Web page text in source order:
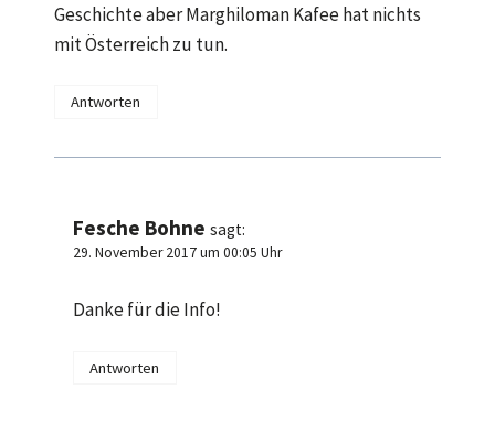
Geschichte aber Marghiloman Kafee hat nichts
mit Österreich zu tun.
Antworten
Fesche Bohne sagt:
29. November 2017 um 00:05 Uhr
Danke für die Info!
Antworten